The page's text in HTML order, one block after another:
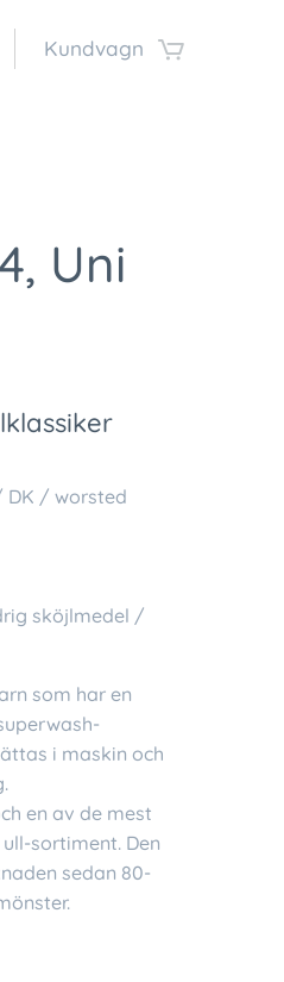
Kundvagn
Uni
DK / worsted
sköjlmedel /
som har en
i maskin och
en av de mest
sortiment. Den
sedan 80-